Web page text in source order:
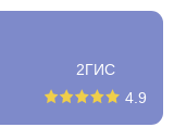
2ГИС
4.9